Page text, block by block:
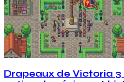
Drapeaux de Victoria 3